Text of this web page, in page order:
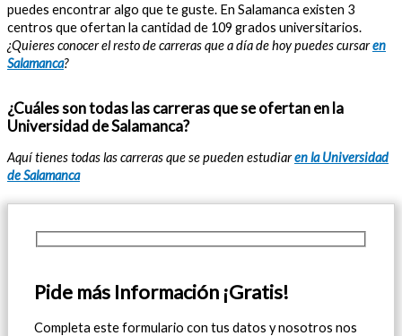
puedes encontrar algo que te guste. En Salamanca existen 3
centros que ofertan la cantidad de 109 grados universitarios.
¿Quieres conocer el resto de carreras que a día de hoy puedes cursaren
Salamanca?
¿Cuáles son todas las carreras que se ofertan en la
Universidad de Salamanca?
Aquí tienes todas las carreras que se pueden estudiaren la Universidad
de Salamanca
Pide más Información ¡Gratis!
Completa este formulario con tus datos y nosotros nos